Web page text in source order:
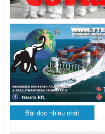
Bài đọc nhiều nhất